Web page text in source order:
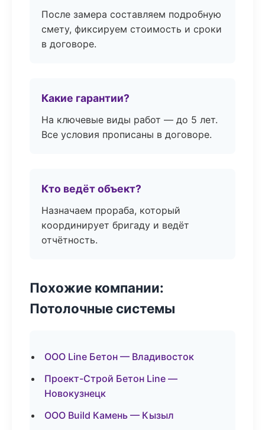
После замера составляем подробную
смету, фиксируем стоимость и сроки
в договоре.
Какие гарантии?
На ключевые виды работ — до 5 лет.
Все условия прописаны в договоре.
Кто ведёт объект?
Назначаем прораба, который
координирует бригаду и ведёт
отчётность.
Похожие компании:
Потолочные системы
ООО Line Бетон — Владивосток
Проект-Строй Бетон Line —
Новокузнецк
ООО Build Камень — Кызыл